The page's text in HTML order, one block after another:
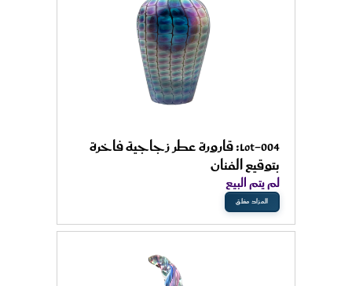
Lot-004: قارورة عطر زجاجية فاخرة
بتوقيع الفنان
لم يتم البيع
المزاد مغلق